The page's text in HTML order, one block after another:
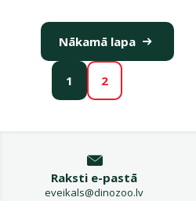
1 2
Nākamā lapa
Raksti e-pastā
eveikals@dinozoo.lv